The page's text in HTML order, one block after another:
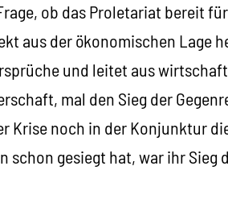
ob das Proletariat bereit
aus der ökonomischen Lage
und leitet aus
mal den Sieg der
Krise noch in der Konjunktur
gesiegt hat, war ihr Sieg